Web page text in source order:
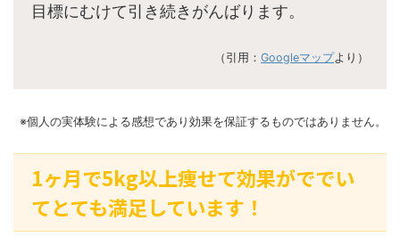
目標にむけて引き続きがんばります。
（引用： Googleマップより）
※個人の実体験による感想であり効果を保証するものではありません。
1ヶ月で5kg以上痩せて効果がででい
てとても満足しています！